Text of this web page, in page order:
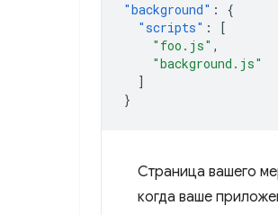
"background" :
{
"scripts" :
[
"foo.js" ,
"background.js"
]
}
Страница вашего
когда ваше